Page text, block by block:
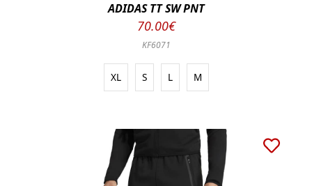
ADIDAS TT SW PNT
70.00€
KF6071
XL S L M